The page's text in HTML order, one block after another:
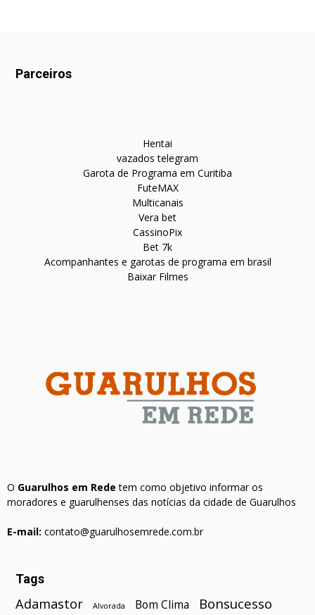
Parceiros
Hentai
vazados telegram
Garota de Programa em Curitiba
FuteMAX
Multicanais
Vera bet
CassinoPix
Bet 7k
Acompanhantes e garotas de programa em brasil
Baixar Filmes
O Guarulhos em Rede tem como objetivo informar os
moradores e guarulhenses das notícias da cidade de Guarulhos
E-mail: contato@guarulhosemrede.com.br
Tags
Adamastor Alvorada Bom Clima Bonsucesso